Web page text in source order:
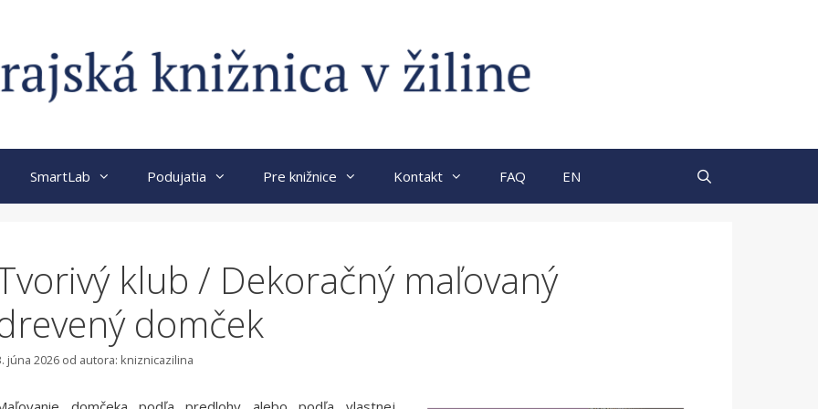
SmartLab Podujatia Pre knižnice Kontakt FAQ EN
klub / Dekoračný maľovaný
domček
júna 2026 od autora: kniznicazilina